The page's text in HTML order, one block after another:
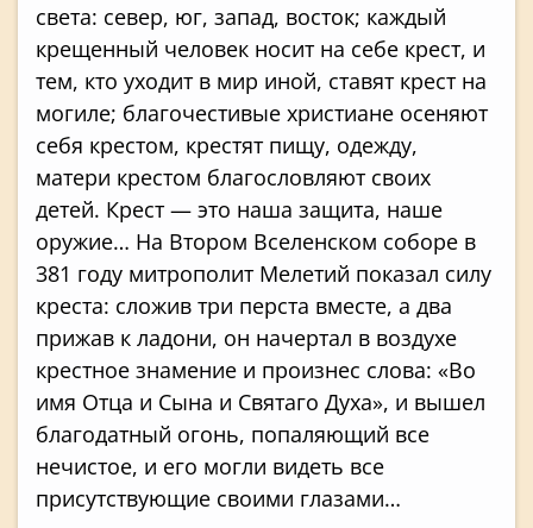
света: север, юг, запад, восток; каждый
крещенный человек носит на себе крест, и
тем, кто уходит в мир иной, ставят крест на
могиле; благочестивые христиане осеняют
себя крестом, крестят пищу, одежду,
матери крестом благословляют своих
детей. Крест — это наша защита, наше
оружие… На Втором Вселенском соборе в
381 году митрополит Мелетий показал силу
креста: сложив три перста вместе, а два
прижав к ладони, он начертал в воздухе
крестное знамение и произнес слова: «Во
имя Отца и Сына и Святаго Духа», и вышел
благодатный огонь, попаляющий все
нечистое, и его могли видеть все
присутствующие своими глазами…